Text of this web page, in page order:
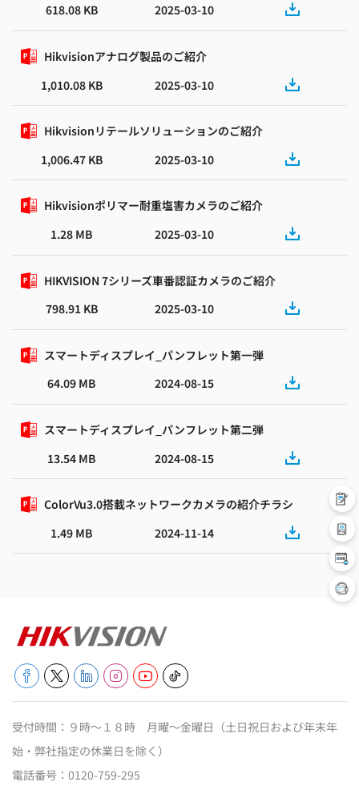
618.08 KB
2025-03-10
Hikvisionアナログ製品のご紹介
1,010.08 KB
2025-03-10
Hikvisionリテールソリューションのご紹介
1,006.47 KB
2025-03-10
Hikvisionポリマー耐重塩害カメラのご紹介
1.28 MB
2025-03-10
HIKVISION 7シリーズ車番認証カメラのご紹介
798.91 KB
2025-03-10
スマートディスプレイ_パンフレット第一弾
64.09 MB
2024-08-15
スマートディスプレイ_パンフレット第二弾
13.54 MB
2024-08-15
ColorVu3.0搭載ネットワークカメラの紹介チラシ
1.49 MB
2024-11-14
受付時間：９時～１８時 月曜～金曜日（土日祝日および年末年
始・弊社指定の休業日を除く）
電話番号： 0120-759-295